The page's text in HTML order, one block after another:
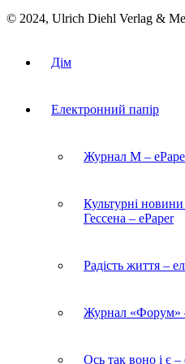
© 2024, Ulrich Diehl Verlag &
Дім
Електронний папір
Журнал M –
Культурні
Гессена – ePaper
Радість життя –
Журнал «Форум»
Ось так воно і є –